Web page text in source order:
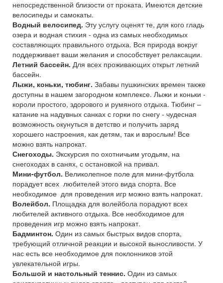
непосредственной близости от проката. Имеются детские
велосипеды и самокаты.
Водный велосипед. Эту услугу оценят те, для кого гладь
озера и водная стихия - одна из самых необходимых
составляющих правильного отдыха. Вся природа вокруг
поддерживает ваши желания и способствует релаксации.
Летний бассейн. Для всех проживающих открыт летний
бассейн.
Лыжи, коньки, тюбинг. Забавы пушкинских времен также
доступны в нашем загородном комплексе. Лыжи и коньки -
короли простого, здорового и румяного отдыха. Тюбинг –
катание на надувных санках с горки по снегу - чудесная
возможность окунуться в детство и получить заряд
хорошего настроения, как детям, так и взрослым! Все
можно взять напрокат.
Снегоходы. Экскурсия по охотничьим угодьям, на
снегоходах в санях, с остановкой на привал.
Мини-футбол. Великолепное поле для мини-футбола
порадует всех любителей этого вида спорта. Все
необходимое для проведения игр можно взять напрокат.
Волейбол. Площадка для волейбола порадуют всех
любителей активного отдыха. Все необходимое для
проведения игр можно взять напрокат.
Бадминтон. Один из самых быстрых видов спорта,
требующий отличной реакции и высокой выносливости. У
нас есть все необходимое для поклонников этой
увлекательной игры.
Большой и настольный теннис. Один из самых